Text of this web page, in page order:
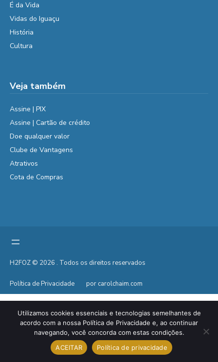
É da Vida
Vidas do Iguaçu
História
Cultura
Veja também
Assine | PIX
Assine | Cartão de crédito
Doe qualquer valor
Clube de Vantagens
Atrativos
Cota de Compras
H2FOZ © 2026 . Todos os direitos reservados
Política de Privacidade por carolchaim.com
Utilizamos cookies essenciais e tecnologias semelhantes de
acordo com a nossa Política de Privacidade e, ao continuar
navegando, você concorda com estas condições.
ACEITAR
Política de privacidade